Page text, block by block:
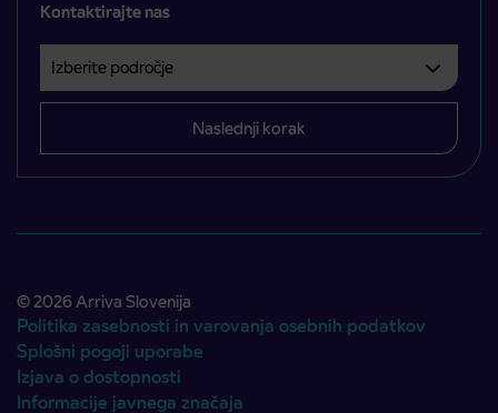
Kontaktirajte nas
Izberite področje
Področje je obvezno izbrati.
Naslednji korak
© 2026 Arriva Slovenija
Politika zasebnosti in varovanja osebnih podatkov
Splošni pogoji uporabe
Izjava o dostopnosti
Informacije javnega značaja